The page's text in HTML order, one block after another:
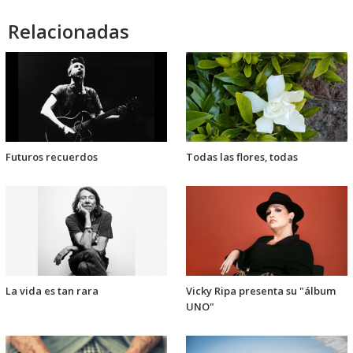
Relacionadas
Futuros recuerdos Todas las flores, todas
La vida es tan rara
Vicky Ripa presenta su "álbum
UNO"